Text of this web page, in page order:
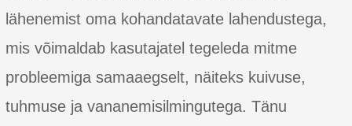
lähenemist oma kohandatavate lahendustega,
mis võimaldab kasutajatel tegeleda mitme
probleemiga samaaegselt, näiteks kuivuse,
tuhmuse ja vananemisilmingutega. Tänu